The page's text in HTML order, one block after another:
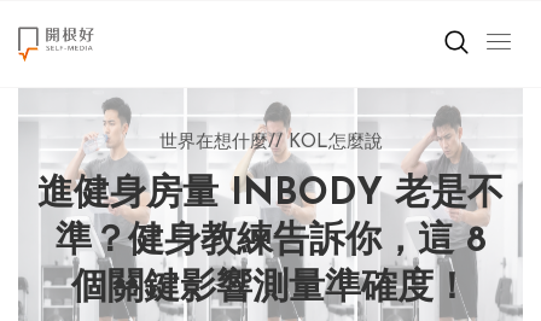
來點正能量
世界在想什麼
創造美好生活
小孩不是噩夢
世界在想什麼//地球村發生的事
AI 複製吉卜力畫風引爭議！
宮崎駿用七年證明：人腦創
作仍無可取代
來點正能量//與自己和解
別讓過去的榮耀嘲笑現在！
學會捨棄獎盃，活出當下的
真實幸福
來點正能量//女力至上
改變不用驚天動地！《米娜
家的星期六》看小女孩如何
勇敢跨出第一步
世界在想什麼//KOL怎麼說
進健身房量 INBODY 老是不
準？健身教練告訴你，這 8
個關鍵影響測量準確度！